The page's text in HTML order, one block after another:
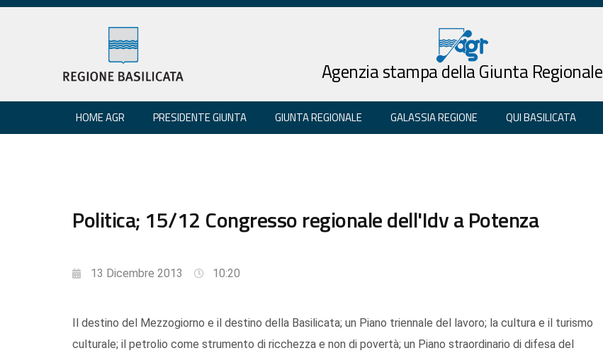
Agenzia stampa della Giunta Regionale
HOME AGR PRESIDENTE GIUNTA GIUNTA REGIONALE GALASSIA REGIONE QUI BASILICATA
Politica; 15/12 Congresso regionale dell'Idv a Potenza
13 Dicembre 2013 10:20
Il destino del Mezzogiorno e il destino della Basilicata; un Piano triennale del lavoro; la cultura e il turismo
culturale; il petrolio come strumento di ricchezza e non di povertà; un Piano straordinario di difesa del